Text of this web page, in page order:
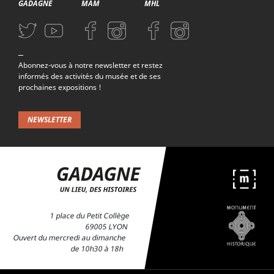
GADAGNE
Aller sur la page Twitter (nouvelle fenetre)
Aller sur la page Youtube (nouvelle fenetre)
MAM
Aller sur la page Facebook (nouvelle fenetre)
Aller sur la page Instagram (nouvelle fenetre)
MHL
Aller sur la page Facebook (nouvelle
Aller sur la page Instagram
Abonnez-vous à notre newsletter et restez
informés des activités du musée et de ses
prochaines expositions !
NEWSLETTER
1 place du Petit Collège
69005 LYON
Ouvert du mercredi au dimanche
de 10h30 à 18h